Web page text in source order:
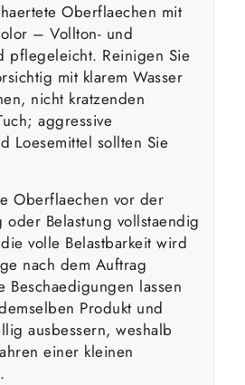
Oberflaechen mit
– Vollton- und
pflegeleicht. Reinigen Sie
mit klarem Wasser
nicht kratzenden
aggressive
Loesemittel sollten Sie
Oberflaechen vor der
oder Belastung vollstaendig
volle Belastbarkeit wird
nach dem Auftrag
Beschaedigungen lassen
Produkt und
ausbessern, weshalb
einer kleinen